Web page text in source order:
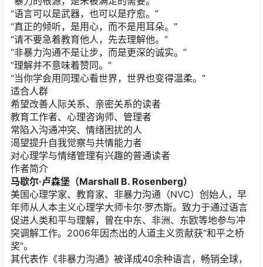
“语言可以是武器，也可以是疗愈。”
“真正的倾听，是用心，而不是用耳朵。”
“请不要急着教育他人，先去理解他。”
“非暴力沟通不是让步，而是更深的诚实。”
“理解并不意味着赞同。”
“当你学会用同理心看世界，世界也变得温柔。”
适合人群
希望改善人际关系、亲密关系的读者
教育工作者、心理咨询师、管理者
常陷入沟通冲突、情绪困扰的人
渴望提升自我觉察与共情能力者
对心理学与情绪管理有兴趣的普通读者
作者简介
马歇尔·卢森堡（Marshall B. Rosenberg）
美国心理学家、教育家、非暴力沟通（NVC）创始人，早
年师从人本主义心理学大师卡尔·罗杰斯。致力于通过语言
促进人类和平与理解，曾在中东、非洲、东欧等地参与冲
突调解工作。2006年因杰出的人道主义贡献获“和平之桥
奖”。
其代表作《非暴力沟通》被译成40余种语言，畅销全球，